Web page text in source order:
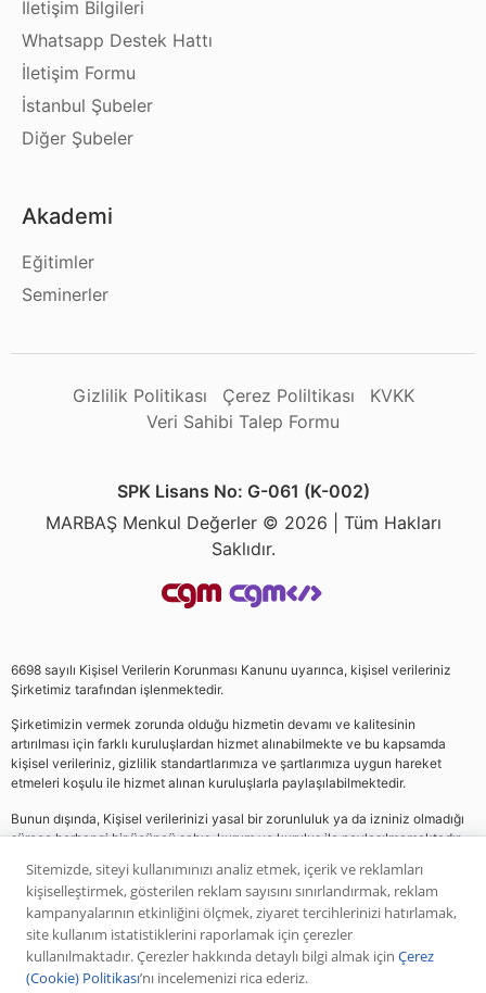
İletişim Bilgileri
Whatsapp Destek Hattı
İletişim Formu
İstanbul Şubeler
Diğer Şubeler
Akademi
Eğitimler
Seminerler
Gizlilik Politikası Çerez Poliltikası
KVKK
Veri Sahibi Talep Formu
SPK Lisans No: G-061 (K-002)
MARBAŞ Menkul Değerler © 2026 | Tüm Hakları
Saklıdır.
6698 sayılı Kişisel Verilerin Korunması Kanunu uyarınca, kişisel verileriniz
Şirketimiz tarafından işlenmektedir.
Şirketimizin vermek zorunda olduğu hizmetin devamı ve kalitesinin
artırılması için farklı kuruluşlardan hizmet alınabilmekte ve bu kapsamda
kişisel verileriniz, gizlilik standartlarımıza ve şartlarımıza uygun hareket
etmeleri koşulu ile hizmet alınan kuruluşlarla paylaşılabilmektedir.
Bunun dışında, Kişisel verilerinizi yasal bir zorunluluk ya da izniniz olmadığı
sürece herhangi bir üçüncü şahıs, kurum ve kuruluş ile paylaşılmamaktadır.
Web sitemizde yer alan analiz, yorum ve tavsiyeler yatırım danışmanlığı
kapsamında değildir. Bu tavsiyeler genel nitelikte olup, özel olarak sizin mali
durumunuz ile risk ve getiri tercihlerinize uygun olarak hazırlanmamıştır. Bu
nedenle, sadece burada yer alan bilgilere dayanılarak yatırım kararı verilmesi
beklentilerinize uygun sonuçlar doğurmayabilir. Yapılan tüm yorumlar
Sitemizde, siteyi kullanımınızı analiz etmek, içerik ve reklamları
kişiselleştirmek, gösterilen reklam sayısını sınırlandırmak, reklam
kampanyalarının etkinliğini ölçmek, ziyaret tercihlerinizi hatırlamak,
site kullanım istatistiklerini raporlamak için çerezler
kullanılmaktadır. Çerezler hakkında detaylı bilgi almak için Çerez
(Cookie) Politikası’nı incelemenizi rica ederiz.